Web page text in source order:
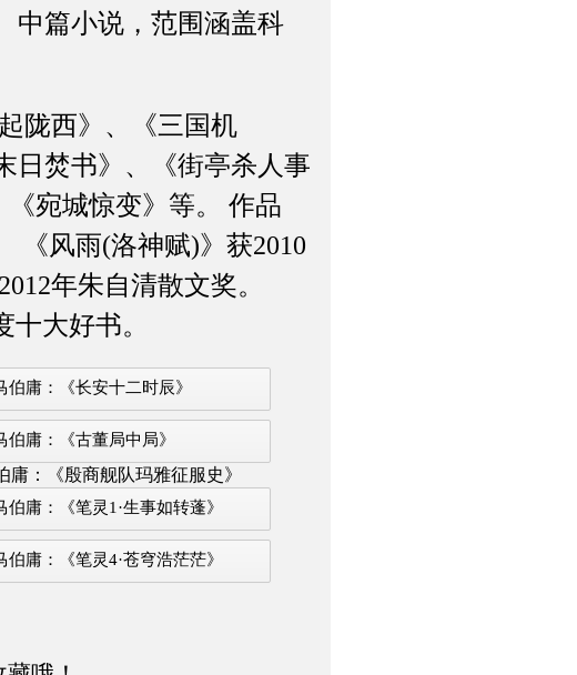
中篇小说，范围涵盖科
陇西》、《三国机
日焚书》、《街亭杀人事
宛城惊变》等。 作品
《风雨(洛神赋)》获2010
年朱自清散文奖。
大好书。
伯庸：《长安十二时辰》
伯庸：《古董局中局》
庸：《殷商舰队玛雅征服史》
伯庸：《笔灵1·生事如转蓬》
伯庸：《笔灵4·苍穹浩茫茫》